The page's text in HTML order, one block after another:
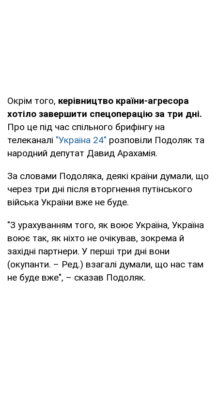
Окрім того, керівництво країни-агресора
хотіло завершити спецоперацію за три дні.
Про це під час спільного брифінгу на
телеканалі "Україна 24" розповіли Подоляк та
народний депутат Давид Арахамія.
За словами Подоляка, деякі країни думали, що
через три дні після вторгнення путінського
війська України вже не буде.
"З урахуванням того, як воює Україна, Україна
воює так, як ніхто не очікував, зокрема й
західні партнери. У перші три дні вони
(окупанти. – Ред.) взагалі думали, що нас там
не буде вже", – сказав Подоляк.